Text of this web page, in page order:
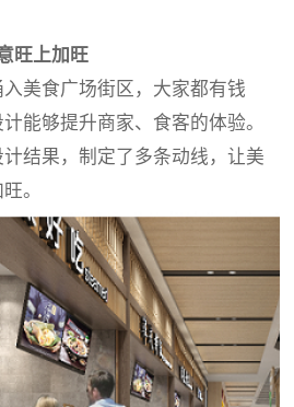
旺上加旺
美食广场街区，大家都有钱
能够提升商家、食客的体验。
结果，制定了多条动线，让美
。